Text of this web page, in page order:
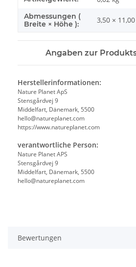
Abmessungen (
Breite × Höhe ):
3,50 ×
Angaben zur
Herstellerinformationen:
Nature Planet ApS
Stensgårdvej 9
Middelfart, Dänemark, 5500
hello@natureplanet.com
https://www.natureplanet.com
verantwortliche Person:
Nature Planet APS
Stensgårdvej 9
Middelfart, Dänemark, 5500
hello@natureplanet.com
Bewertungen